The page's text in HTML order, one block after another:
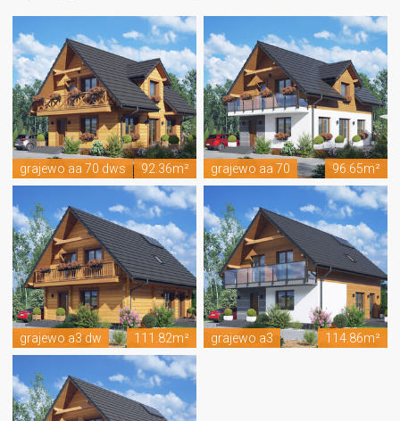
grajewo aa 70 dws 92.36m² grajewo aa 70 96.65m²
grajewo a3 dw 111.82m² grajewo a3 114.86m²